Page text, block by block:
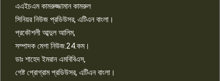
১০
এএইচএম কামরুজ্জামান কামরুল
সিনিয়র নিউজ প্রডিউসর, এটিএন বাংলা।
প্রকৌশলী আব্দুল আলিম,
সম্পাদক মেগা নিউজ.24.কম।
ডাঃ শাহেদ ইমরান এমবিবিএস,
গেষ্ট প্রোগ্রাম প্রডিউসর, এটিএন বাংলা।